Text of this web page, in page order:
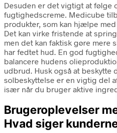
Desuden er det vigtigt at følge
fugtighedscreme. Medicube
produkter, som kan hjælpe
Det kan virke fristende at
men det kan faktisk gøre mere
har fedtet hud. En god
balancere hudens
udbrud. Husk også at beskytte
solbeskyttelse er en vigtig del
især når du bruger aktive
Brugeroplevelser
Hvad siger